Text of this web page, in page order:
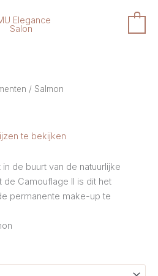
/ Salmon
te bekijken
de buurt van de natuurlijke
de Camouflage II is dit het
permanente make-up te